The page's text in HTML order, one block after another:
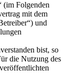
(im Folgenden
mit dem
und
bist, so
die Nutzung des